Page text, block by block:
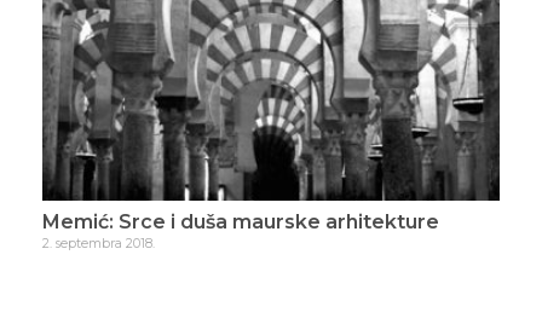
Memić: Srce i duša maurske arhitekture
2. septembra 2018.